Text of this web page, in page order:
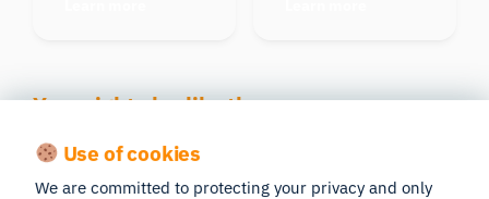
You might also like these
Use of cookies
We are committed to protecting your privacy and only